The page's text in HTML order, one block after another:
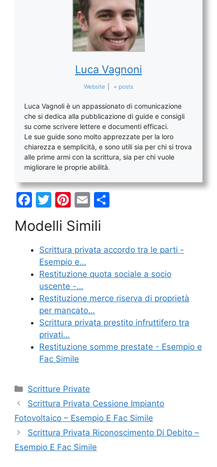
Luca Vagnoni
Website + posts
Luca Vagnoli è un appassionato di comunicazione
che si dedica alla pubblicazione di guide e consigli
su come scrivere lettere e documenti efficaci.
Le sue guide sono molto apprezzate per la loro
chiarezza e semplicità, e sono utili sia per chi si trova
alle prime armi con la scrittura, sia per chi vuole
migliorare le proprie abilità.
F
c
e
b
o
o
k
T
w
itt
er
Pi
nt
er
e
st
E
m
ai
l
di
di
Modelli Simili
Scrittura privata accordo tra le parti -
Esempio e…
Restituzione quota sociale a socio
uscente​ -…
Restituzione merce riserva di proprietà
per mancato…
Scrittura privata prestito infruttifero tra
privati…
Restituzione somme prestate - Esempio e
Fac Simile
Categorie
Scritture Private
Scrittura Privata Cessione Impianto
Fotovoltaico – Esempio E Fac Simile
Scrittura Privata Riconoscimento Di Debito –
Esempio E Fac Simile